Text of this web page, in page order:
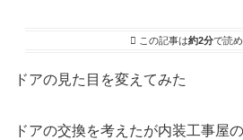
この記事は約2分で読め
ドアの見た目を変えてみた
ドアの交換を考えたが内装工事屋